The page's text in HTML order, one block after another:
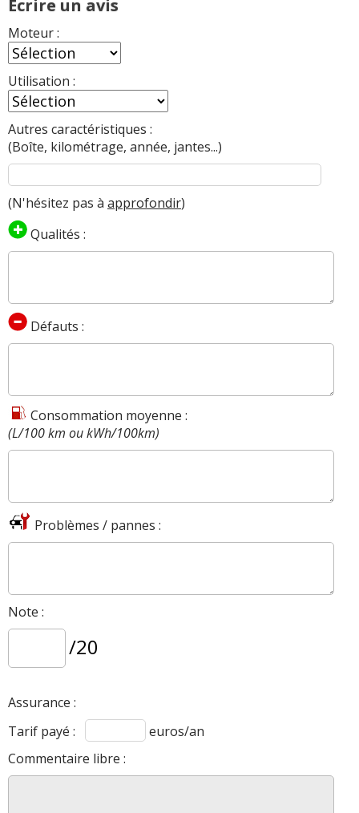
Ecrire un avis
Moteur :
Utilisation :
Autres caractéristiques :
(Boîte, kilométrage, année, jantes...)
(N'hésitez pas à approfondir)
Qualités :
Défauts :
Consommation moyenne :
(L/100 km ou kWh/100km)
Problèmes / pannes :
Note :
/20
Assurance :
Tarif payé :
euros/an
Commentaire libre :